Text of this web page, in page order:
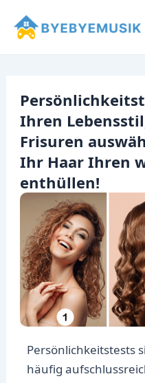
Inhalt
Ihren
Frisuren
Ihr Haar Ihren
enthüllen!
Persönlichkeitstests
häufig